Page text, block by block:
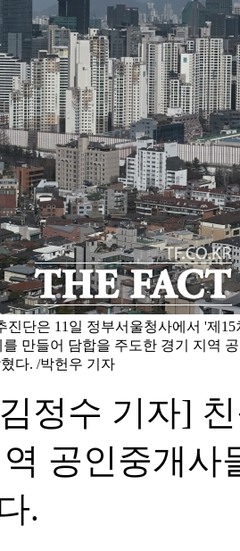
진단은 11일 정부서울청사에서 '제
만들어 담합을 주도한 경기 지역
다. /박헌우 기자
정수 기자]
공인중개사
.